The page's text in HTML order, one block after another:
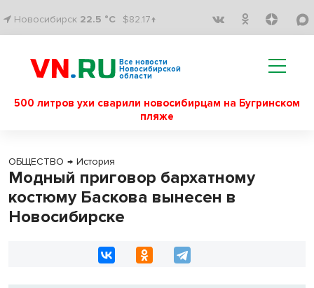
Новосибирск 22.5 °C $82.17↑
Все новости
Новосибирской
области
500 литров ухи сварили новосибирцам на Бугринском
пляже
ОБЩЕСТВО → История
Модный приговор бархатному
костюму Баскова вынесен в
Новосибирске